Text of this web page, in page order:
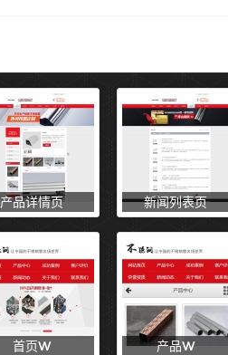
产品详情页 新闻列表页
首页W 产品W